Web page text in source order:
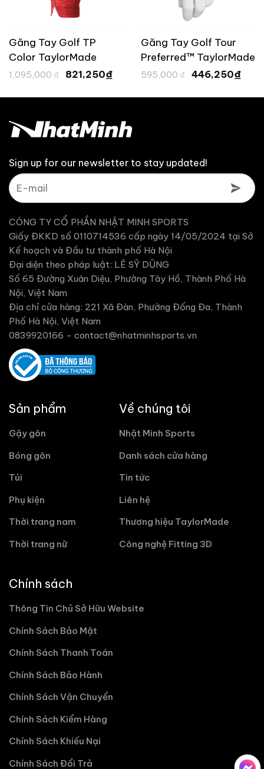
Găng Tay Golf TP
Color TaylorMade
1,095,000 ₫
Giá
gốc
1,095,000 ₫.
821,250₫
là:
Găng Tay Golf Tour
Preferred™ TaylorMade
595,000 ₫
Giá
gốc
595,000 ₫.
446,250₫
là:
Sign up for our newsletter to stay updated!
CÔNG TY CỔ PHẦN NHẬT MINH SPORTS
Giấy ĐKKD số 0110714536 cấp ngày 14/05/2024 tại Sở
Kế hoạch và Đầu tư thành phố Hà Nội
Đại diện theo pháp luật: LÊ SỸ DŨNG
Số 65 Đường Xuân Diệu, Phường Tây Hồ, Thành Phố Hà
Nội, Việt Nam
Địa chỉ cửa hàng: 221 Xã Đàn, Phường Đống Đa, Thành
Phố Hà Nội, Việt Nam
0839920166 - contact@nhatminhsports.vn
Sản phẩm
Gậy gôn
Bóng gôn
Túi
Phụ kiện
Thời trang nam
Thời trang nữ
Về chúng tôi
Nhật Minh Sports
Danh sách cửa hàng
Tin tức
Liên hệ
Thương hiệu TaylorMade
Công nghệ Fitting 3D
Chính sách
Thông Tin Chủ Sở Hữu Website
Chính Sách Bảo Mật
Chính Sách Thanh Toán
Chính Sách Bảo Hành
Chính Sách Vận Chuyển
Chính Sách Kiểm Hàng
Chính Sách Khiếu Nại
Chính Sách Đổi Trả